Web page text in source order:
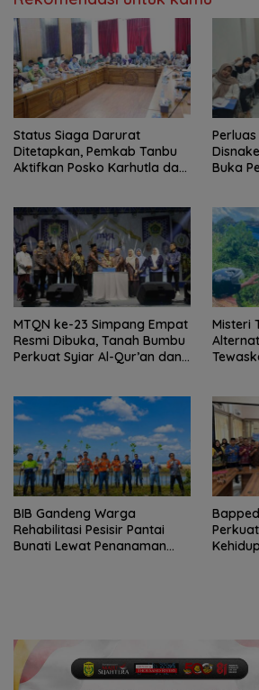
Status Siaga Darurat
Ditetapkan, Pemkab Tanbu
Aktifkan Posko Karhutla dan
Buka
MTQN ke-23 Simpang Empat
Resmi Dibuka, Tanah Bumbu
Perkuat Syiar Al-Qur’an dan
Misteri
BIB Gandeng Warga
Rehabilitasi Pesisir Pantai
Bunati Lewat Penanaman